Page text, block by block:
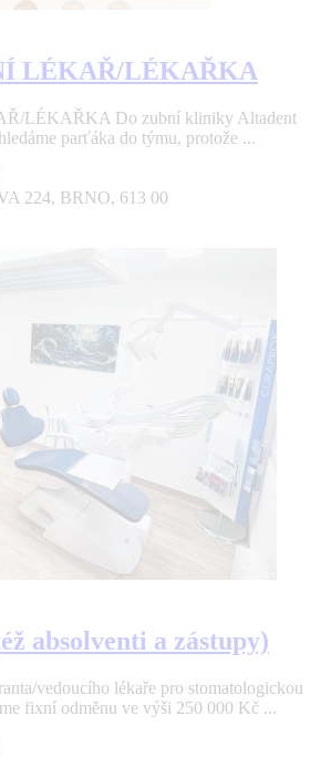
LÉKAŘ/LÉKAŘKA
LÉKAŘKA Do zubní kliniky Altadent
parťáka do týmu, protože ...
224, BRNO, 613 00
absolventi a zástupy)
vedoucího lékaře pro stomatologickou
fixní odměnu ve výši 250 000 Kč ...